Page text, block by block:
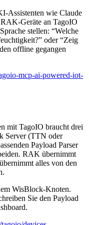
Assistenten wie Claude
Geräte an TagoIO
stellen: “Welche
oder “Zeig
offline gegangen
mcp-ai-powered-iot-
mit TagoIO braucht drei
Server (TTN oder
Payload Parser
RAK übernimmt
alles von den
WisBlock-Knoten.
Sie den Payload